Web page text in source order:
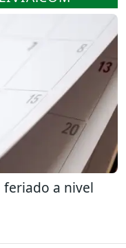
feriado a nivel